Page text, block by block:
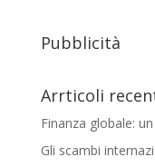
Pubblicità
Arrticoli
Finanza globale:
Gli scambi